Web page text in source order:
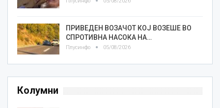
ПРИВЕДЕН ВОЗАЧОТ КОЈ ВОЗЕШЕ ВО
СПРОТИВНА НАСОКА НА…
Плусинфо 05/08/2026
Колумни